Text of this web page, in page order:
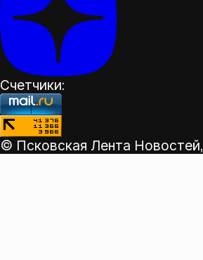
Счетчики:
© Псковская Лента Новостей,